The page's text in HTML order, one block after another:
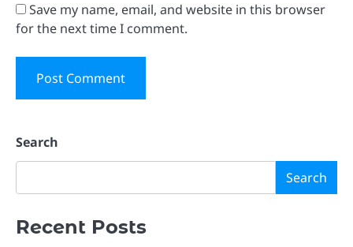
Save my name, email, and website in this browser
for the next time I comment.
Search
Search
Recent Posts